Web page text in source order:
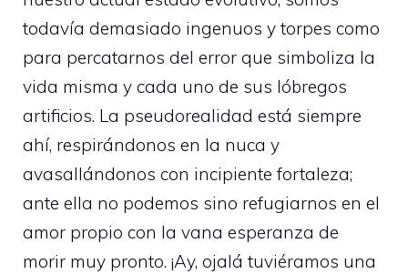
todavía demasiado ingenuos y torpes como
para percatarnos del error que simboliza la
vida misma y cada uno de sus lóbregos
artificios. La pseudorealidad está siempre
ahí, respirándonos en la nuca y
avasallándonos con incipiente fortaleza;
ante ella no podemos sino refugiarnos en el
amor propio con la vana esperanza de
morir muy pronto. ¡Ay, ojalá tuviéramos una